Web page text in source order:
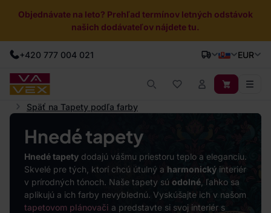
Objednávate na leto? Prehľad termínov letných odstávok
našich dodávateľov nájdete tu.
+420 777 004 021 EUR
Späť na Tapety podľa farby
Hnedé tapety
Hnedé tapety dodajú vášmu priestoru teplo a eleganciu.
Skvelé pre tých, ktorí chcú útulný a harmonický interiér
v prírodných tónoch. Naše tapety sú odolné , ľahko sa
aplikujú a ich farby nevyblednú. Vyskúšajte ich v našom
tapetovom plánovači a predstavte si svoj interiér s